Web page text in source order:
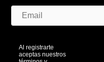
Al registrarte
aceptas nuestros